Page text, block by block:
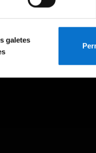
galetes